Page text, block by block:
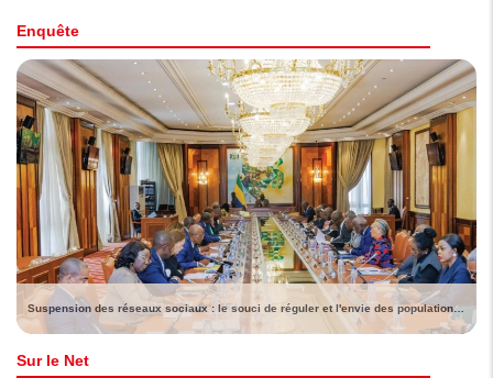
Enquête
Sur le Net
Suspension des réseaux sociaux : le souci de réguler et l'envie des populations de voir lever la sanction